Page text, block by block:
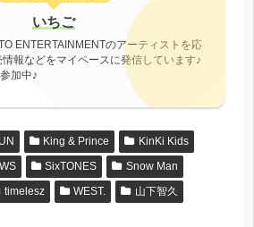
いちご
ENTERTAINMENTのアーティストを応
報などをマイペースに発信しています♪
加中♪
King & Prince
KinKi Kids
SixTONES
Snow Man
timelesz WEST.
山下智久